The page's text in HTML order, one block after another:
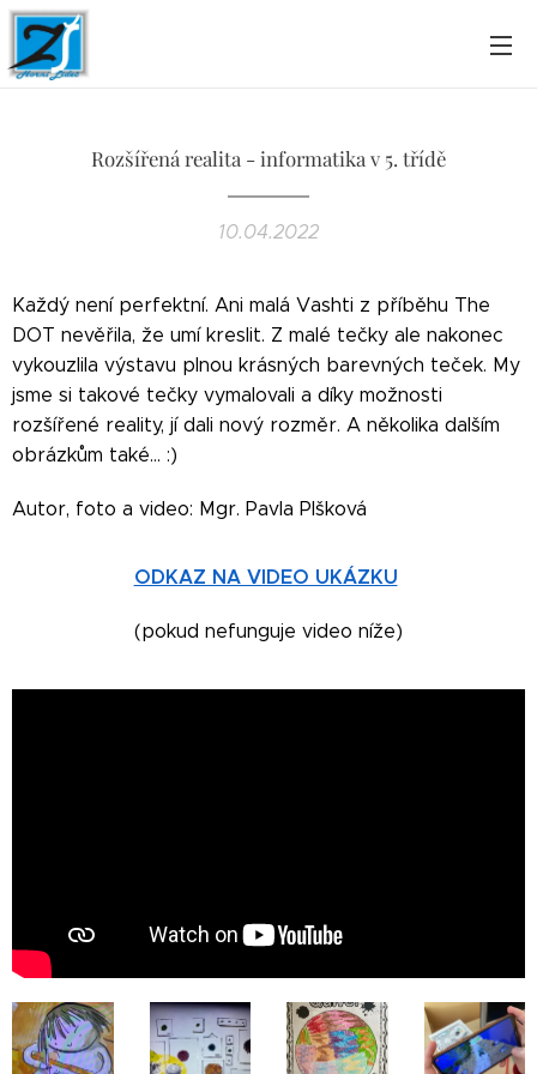
Rozšířená realita - informatika v 5. třídě
10.04.2022
Každý není perfektní. Ani malá Vashti z příběhu The
DOT nevěřila, že umí kreslit. Z malé tečky ale nakonec
vykouzlila výstavu plnou krásných barevných teček. My
jsme si takové tečky vymalovali a díky možnosti
rozšířené reality, jí dali nový rozměr. A několika dalším
obrázkům také... :)
Autor, foto a video: Mgr. Pavla Plšková
ODKAZ NA VIDEO UKÁZKU
(pokud nefunguje video níže)